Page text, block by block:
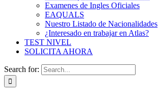
Examenes de Ingles Oficiales
EAQUALS
Nuestro Listado de Nacionalidades
¿Interesado en trabajar en Atlas?
TEST NIVEL
SOLICITA AHORA
Search for: